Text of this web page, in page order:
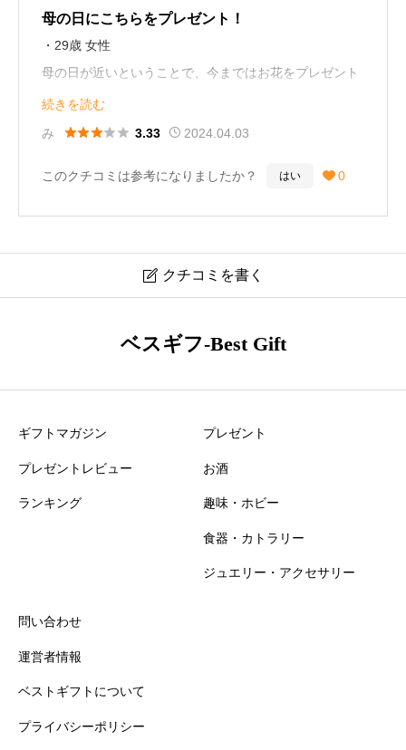
母の日にこちらをプレゼント！
・29歳 女性
母の日が近いということで、今まではお花をプレゼント
していましたが、今回は少し違ったものをと思い、こち
らのカタログギフトを選びました。
母の出身地の食べ物や、旅行した時に食べたものなどが
続きを読む
み
 3.33 2024.04.03
このクチコミは参考になりましたか？ はい  0
 クチコミを書く
レビュー
星の数をお選びください
知名度
星の数をお選びください
ベスギフ-Best Gift
ギフトマガジン
プレゼントレビュー
ランキング
プレゼント
お酒
趣味・ホビー
食器・カトラリー
ジュエリー・アクセサリー
問い合わせ
運営者情報
ベストギフトについて
プライバシーポリシー